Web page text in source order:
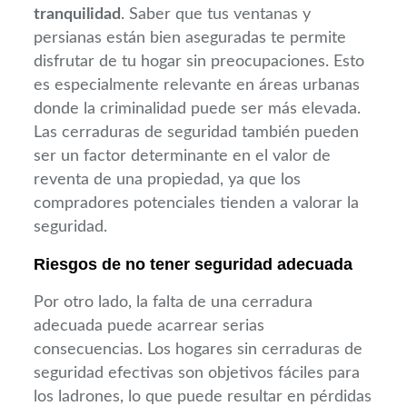
tranquilidad. Saber que tus ventanas y
persianas están bien aseguradas te permite
disfrutar de tu hogar sin preocupaciones. Esto
es especialmente relevante en áreas urbanas
donde la criminalidad puede ser más elevada.
Las cerraduras de seguridad también pueden
ser un factor determinante en el valor de
reventa de una propiedad, ya que los
compradores potenciales tienden a valorar la
seguridad.
Riesgos de no tener seguridad adecuada
Por otro lado, la falta de una cerradura
adecuada puede acarrear serias
consecuencias. Los hogares sin cerraduras de
seguridad efectivas son objetivos fáciles para
los ladrones, lo que puede resultar en pérdidas